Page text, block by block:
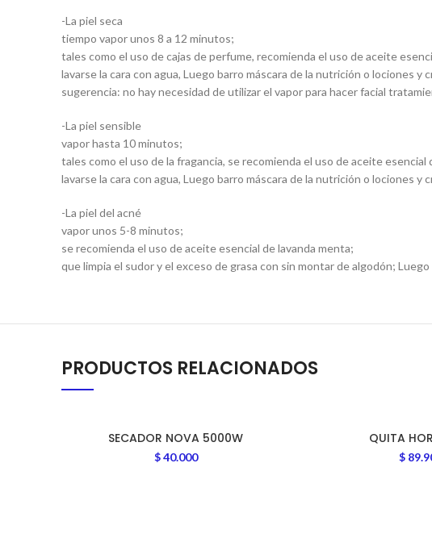
-La piel seca
tiempo vapor unos 8 a 12 minutos;
tales como el uso de cajas de perfume, recomienda el uso de aceite
lavarse la cara con agua, Luego barro máscara de la nutrición o lociones y
sugerencia: no hay necesidad de utilizar el vapor para hacer facial
-La piel sensible
vapor hasta 10 minutos;
tales como el uso de la fragancia, se recomienda el uso de aceite esencial
lavarse la cara con agua, Luego barro máscara de la nutrición o lociones y
-La piel del acné
vapor unos 5-8 minutos;
se recomienda el uso de aceite esencial de lavanda menta;
que limpia el sudor y el exceso de grasa con sin montar de algodón;
PRODUCTOS RELACIONADOS
SECADOR NOVA 5000W
$40.000
QUITA
$